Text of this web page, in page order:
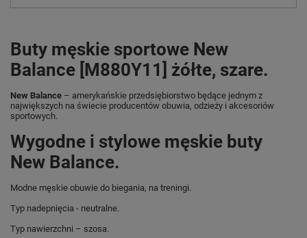
Buty męskie sportowe New
Balance [M880Y11] żółte, szare.
New Balance – amerykańskie przedsiębiorstwo będące jednym z
największych na świecie producentów obuwia, odzieży i akcesoriów
sportowych.
Wygodne i stylowe męskie buty
New Balance.
Modne męskie obuwie do biegania, na treningi.
Typ nadepnięcia - neutralne.
Typ nawierzchni – szosa.